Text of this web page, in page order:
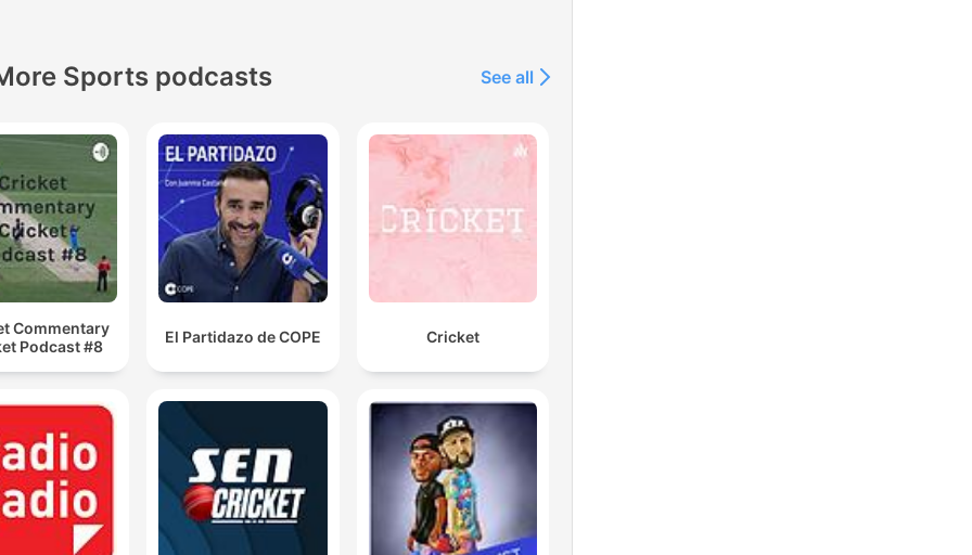
Sports podcasts See all
Commentary
Podcast #8
El Partidazo de COPE Cricket